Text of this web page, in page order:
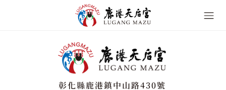
彰化縣鹿港鎮中山路430號